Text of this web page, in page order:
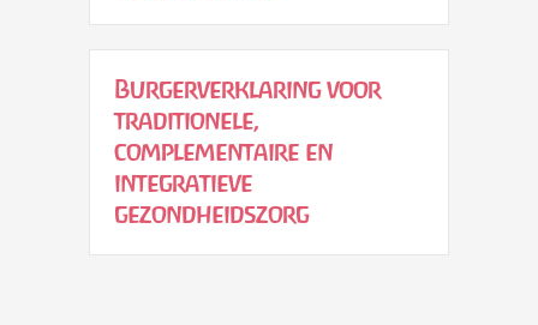
Burgerverklaring voor
traditionele,
complementaire en
integratieve
gezondheidszorg